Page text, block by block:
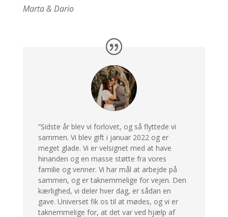
Marta & Dario
”Sidste år blev vi forlovet, og så flyttede vi
sammen. Vi blev gift i januar 2022 og er
meget glade. Vi er velsignet med at have
hinanden og en masse støtte fra vores
familie og venner. Vi har mål at arbejde på
sammen, og er taknemmelige for vejen. Den
kærlighed, vi deler hver dag, er sådan en
gave. Universet fik os til at mødes, og vi er
taknemmelige for, at det var ved hjælp af